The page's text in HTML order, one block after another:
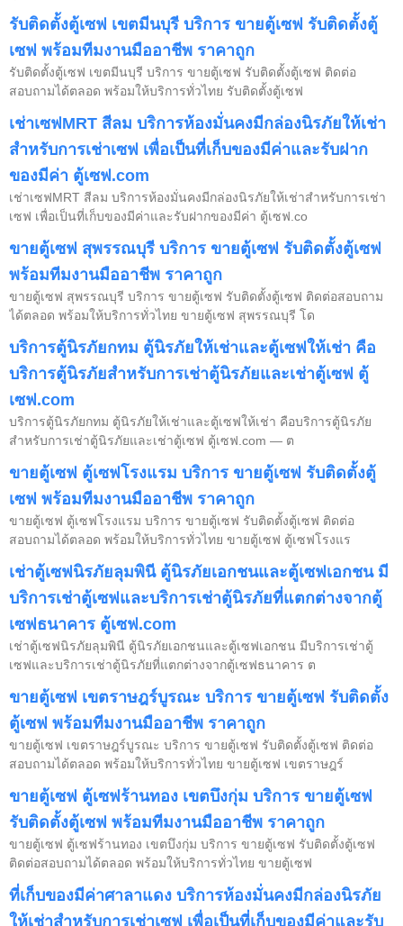
รับติดตั้งตู้เซฟ เขตมีนบุรี บริการ ขายตู้เซฟ รับติดตั้งตู้
เซฟ พร้อมทีมงานมืออาชีพ ราคาถูก
รับติดตั้งตู้เซฟ เขตมีนบุรี บริการ ขายตู้เซฟ รับติดตั้งตู้เซฟ ติดต่อ
สอบถามได้ตลอด พร้อมให้บริการทั่วไทย รับติดตั้งตู้เซฟ
เช่าเซฟMRT สีลม บริการห้องมั่นคงมีกล่องนิรภัยให้เช่า
สำหรับการเช่าเซฟ เพื่อเป็นที่เก็บของมีค่าและรับฝาก
ของมีค่า ตู้เซฟ.com
เช่าเซฟMRT สีลม บริการห้องมั่นคงมีกล่องนิรภัยให้เช่าสำหรับการเช่า
เซฟ เพื่อเป็นที่เก็บของมีค่าและรับฝากของมีค่า ตู้เซฟ.co
ขายตู้เซฟ สุพรรณบุรี บริการ ขายตู้เซฟ รับติดตั้งตู้เซฟ
พร้อมทีมงานมืออาชีพ ราคาถูก
ขายตู้เซฟ สุพรรณบุรี บริการ ขายตู้เซฟ รับติดตั้งตู้เซฟ ติดต่อสอบถาม
ได้ตลอด พร้อมให้บริการทั่วไทย ขายตู้เซฟ สุพรรณบุรี โด
บริการตู้นิรภัยกทม ตู้นิรภัยให้เช่าและตู้เซฟให้เช่า คือ
บริการตู้นิรภัยสำหรับการเช่าตู้นิรภัยและเช่าตู้เซฟ ตู้
เซฟ.com
บริการตู้นิรภัยกทม ตู้นิรภัยให้เช่าและตู้เซฟให้เช่า คือบริการตู้นิรภัย
สำหรับการเช่าตู้นิรภัยและเช่าตู้เซฟ ตู้เซฟ.com — ต
ขายตู้เซฟ ตู้เซฟโรงแรม บริการ ขายตู้เซฟ รับติดตั้งตู้
เซฟ พร้อมทีมงานมืออาชีพ ราคาถูก
ขายตู้เซฟ ตู้เซฟโรงแรม บริการ ขายตู้เซฟ รับติดตั้งตู้เซฟ ติดต่อ
สอบถามได้ตลอด พร้อมให้บริการทั่วไทย ขายตู้เซฟ ตู้เซฟโรงแร
เช่าตู้เซฟนิรภัยลุมพินี ตู้นิรภัยเอกชนและตู้เซฟเอกชน มี
บริการเช่าตู้เซฟและบริการเช่าตู้นิรภัยที่แตกต่างจากตู้
เซฟธนาคาร ตู้เซฟ.com
เช่าตู้เซฟนิรภัยลุมพินี ตู้นิรภัยเอกชนและตู้เซฟเอกชน มีบริการเช่าตู้
เซฟและบริการเช่าตู้นิรภัยที่แตกต่างจากตู้เซฟธนาคาร ต
ขายตู้เซฟ เขตราษฎร์บูรณะ บริการ ขายตู้เซฟ รับติดตั้ง
ตู้เซฟ พร้อมทีมงานมืออาชีพ ราคาถูก
ขายตู้เซฟ เขตราษฎร์บูรณะ บริการ ขายตู้เซฟ รับติดตั้งตู้เซฟ ติดต่อ
สอบถามได้ตลอด พร้อมให้บริการทั่วไทย ขายตู้เซฟ เขตราษฎร์
ขายตู้เซฟ ตู้เซฟร้านทอง เขตบึงกุ่ม บริการ ขายตู้เซฟ
รับติดตั้งตู้เซฟ พร้อมทีมงานมืออาชีพ ราคาถูก
ขายตู้เซฟ ตู้เซฟร้านทอง เขตบึงกุ่ม บริการ ขายตู้เซฟ รับติดตั้งตู้เซฟ
ติดต่อสอบถามได้ตลอด พร้อมให้บริการทั่วไทย ขายตู้เซฟ
ที่เก็บของมีค่าศาลาแดง บริการห้องมั่นคงมีกล่องนิรภัย
ให้เช่าสำหรับการเช่าเซฟ เพื่อเป็นที่เก็บของมีค่าและรับ